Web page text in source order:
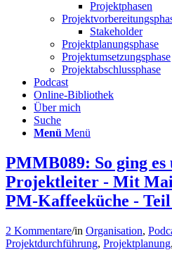
Projektphasen
Stakeholder
Projektplanungsphase
Projektumsetzungsphase
Projektabschlussphase
Podcast
Online-Bibliothek
Über mich
Suche
Menü Menü
PMMB089: So ging es
Projektleiter - Mit
PM-Kaffeeküche -
2 Kommentare/in Organisation,
Projektdurchführung, Projektplanung,